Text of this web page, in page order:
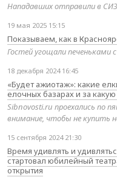
Нападавших отправили в
19 мая 2025 15:15
Показываем, как в
Гостей угощали печеньками
18 декабря 2024 16:45
«Будет ажиотаж»: какие
елочных базарах и за
Sibnovosti.ru проехались по
внимание, чтобы не купить
15 сентября 2024 21:30
Время удивлять и
стартовал юбилейный
открытия